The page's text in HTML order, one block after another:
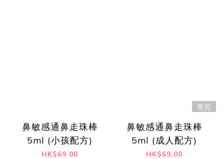
鼻敏感通鼻走珠棒
5ml (小孩配方)
HK$69.00
售完
鼻敏感通鼻走珠棒
5ml (成人配方)
HK$69.00